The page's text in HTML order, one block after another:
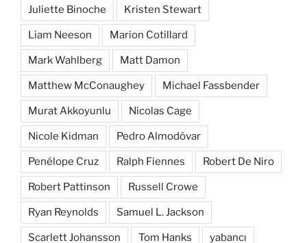
Juliette Binoche Kristen Stewart
Liam Neeson Marion Cotillard
Mark Wahlberg Matt Damon
Matthew McConaughey Michael Fassbender
Murat Akkoyunlu Nicolas Cage
Nicole Kidman Pedro Almodóvar
Penélope Cruz Ralph Fiennes Robert De Niro
Robert Pattinson Russell Crowe
Ryan Reynolds Samuel L. Jackson
Scarlett Johansson Tom Hanks yabancı